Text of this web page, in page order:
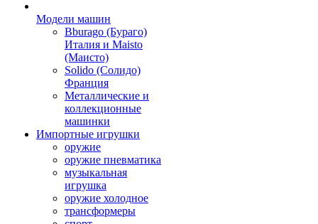
Модели машин
Bburago (Бураго)
Италия и Maisto
(Маисто)
Solido (Солидо)
Франция
Металлические и
коллекционные
машинки
Импортные игрушки
оружие
оружие пневматика
музыкальная
игрушка
оружие холодное
трансформеры